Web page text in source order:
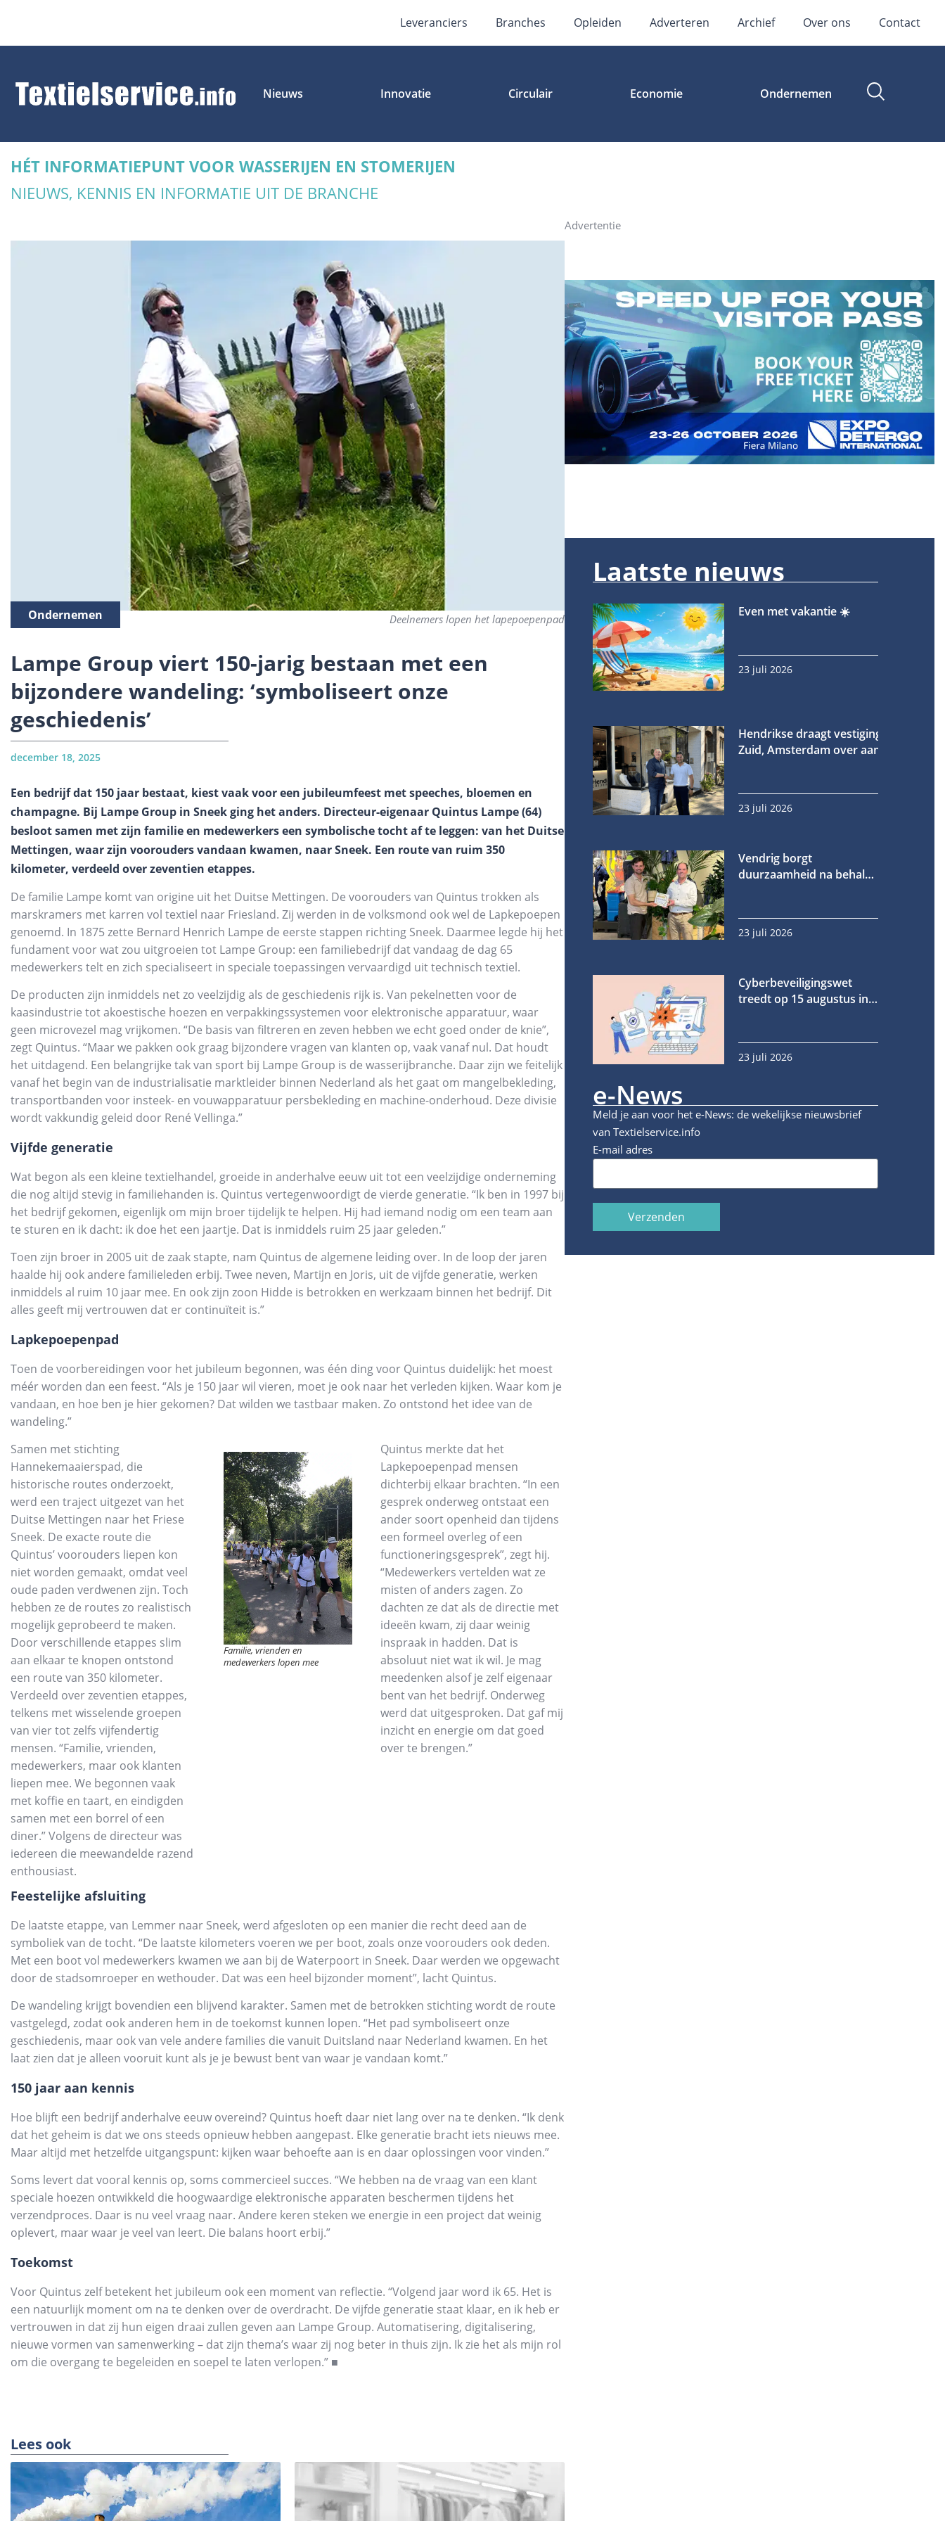
Leveranciers Branches Opleiden Adverteren Archief Over ons Contact
Nieuws Innovatie Circulair Economie Ondernemen
HÉT INFORMATIEPUNT VOOR WASSERIJEN EN STOMERIJEN
NIEUWS, KENNIS EN INFORMATIE UIT DE BRANCHE
Ondernemen Deelnemers lopen het lapepoepenpad
Lampe Group viert 150-jarig bestaan met een
bijzondere wandeling: ‘symboliseert onze
geschiedenis’
december 18, 2025
Een bedrijf dat 150 jaar bestaat, kiest vaak voor een jubileumfeest met speeches, bloemen en
champagne. Bij Lampe Group in Sneek ging het anders. Directeur-eigenaar Quintus Lampe (64)
besloot samen met zijn familie en medewerkers een symbolische tocht af te leggen: van het Duitse
Mettingen, waar zijn voorouders vandaan kwamen, naar Sneek. Een route van ruim 350
kilometer, verdeeld over zeventien etappes.
De familie Lampe komt van origine uit het Duitse Mettingen. De voorouders van Quintus trokken als
marskramers met karren vol textiel naar Friesland. Zij werden in de volksmond ook wel de Lapkepoepen
genoemd. In 1875 zette Bernard Henrich Lampe de eerste stappen richting Sneek. Daarmee legde hij het
fundament voor wat zou uitgroeien tot Lampe Group: een familiebedrijf dat vandaag de dag 65
medewerkers telt en zich specialiseert in speciale toepassingen vervaardigd uit technisch textiel.
De producten zijn inmiddels net zo veelzijdig als de geschiedenis rijk is. Van pekelnetten voor de
kaasindustrie tot akoestische hoezen en verpakkingssystemen voor elektronische apparatuur, waar
geen microvezel mag vrijkomen. “De basis van filtreren en zeven hebben we echt goed onder de knie”,
zegt Quintus. “Maar we pakken ook graag bijzondere vragen van klanten op, vaak vanaf nul. Dat houdt
het uitdagend. Een belangrijke tak van sport bij Lampe Group is de wasserijbranche. Daar zijn we feitelijk
vanaf het begin van de industrialisatie marktleider binnen Nederland als het gaat om mangelbekleding,
transportbanden voor insteek- en vouwapparatuur persbekleding en machine-onderhoud. Deze divisie
wordt vakkundig geleid door René Vellinga.”
Vijfde generatie
Wat begon als een kleine textielhandel, groeide in anderhalve eeuw uit tot een veelzijdige onderneming
die nog altijd stevig in familiehanden is. Quintus vertegenwoordigt de vierde generatie. “Ik ben in 1997 bij
het bedrijf gekomen, eigenlijk om mijn broer tijdelijk te helpen. Hij had iemand nodig om een team aan
te sturen en ik dacht: ik doe het een jaartje. Dat is inmiddels ruim 25 jaar geleden.”
Toen zijn broer in 2005 uit de zaak stapte, nam Quintus de algemene leiding over. In de loop der jaren
haalde hij ook andere familieleden erbij. Twee neven, Martijn en Joris, uit de vijfde generatie, werken
inmiddels al ruim 10 jaar mee. En ook zijn zoon Hidde is betrokken en werkzaam binnen het bedrijf. Dit
alles geeft mij vertrouwen dat er continuïteit is.”
Lapkepoepenpad
Toen de voorbereidingen voor het jubileum begonnen, was één ding voor Quintus duidelijk: het moest
méér worden dan een feest. “Als je 150 jaar wil vieren, moet je ook naar het verleden kijken. Waar kom je
vandaan, en hoe ben je hier gekomen? Dat wilden we tastbaar maken. Zo ontstond het idee van de
wandeling.”
Samen met stichting
Hannekemaaierspad, die
historische routes onderzoekt,
werd een traject uitgezet van het
Duitse Mettingen naar het Friese
Sneek. De exacte route die
Quintus’ voorouders liepen kon
niet worden gemaakt, omdat veel
oude paden verdwenen zijn. Toch
hebben ze de routes zo realistisch
mogelijk geprobeerd te maken.
Door verschillende etappes slim
aan elkaar te knopen ontstond
een route van 350 kilometer.
Verdeeld over zeventien etappes,
telkens met wisselende groepen
van vier tot zelfs vijfendertig
mensen. “Familie, vrienden,
medewerkers, maar ook klanten
liepen mee. We begonnen vaak
met koffie en taart, en eindigden
samen met een borrel of een
diner.” Volgens de directeur was
iedereen die meewandelde razend
enthousiast.
Familie, vrienden en
medewerkers lopen mee
Quintus merkte dat het
Lapkepoepenpad mensen
dichterbij elkaar brachten. “In een
gesprek onderweg ontstaat een
ander soort openheid dan tijdens
een formeel overleg of een
functioneringsgesprek”, zegt hij.
“Medewerkers vertelden wat ze
misten of anders zagen. Zo
dachten ze dat als de directie met
ideeën kwam, zij daar weinig
inspraak in hadden. Dat is
absoluut niet wat ik wil. Je mag
meedenken alsof je zelf eigenaar
bent van het bedrijf. Onderweg
werd dat uitgesproken. Dat gaf mij
inzicht en energie om dat goed
over te brengen.”
Feestelijke afsluiting
De laatste etappe, van Lemmer naar Sneek, werd afgesloten op een manier die recht deed aan de
symboliek van de tocht. “De laatste kilometers voeren we per boot, zoals onze voorouders ook deden.
Met een boot vol medewerkers kwamen we aan bij de Waterpoort in Sneek. Daar werden we opgewacht
door de stadsomroeper en wethouder. Dat was een heel bijzonder moment”, lacht Quintus.
De wandeling krijgt bovendien een blijvend karakter. Samen met de betrokken stichting wordt de route
vastgelegd, zodat ook anderen hem in de toekomst kunnen lopen. “Het pad symboliseert onze
geschiedenis, maar ook van vele andere families die vanuit Duitsland naar Nederland kwamen. En het
laat zien dat je alleen vooruit kunt als je je bewust bent van waar je vandaan komt.”
150 jaar aan kennis
Hoe blijft een bedrijf anderhalve eeuw overeind? Quintus hoeft daar niet lang over na te denken. “Ik denk
dat het geheim is dat we ons steeds opnieuw hebben aangepast. Elke generatie bracht iets nieuws mee.
Maar altijd met hetzelfde uitgangspunt: kijken waar behoefte aan is en daar oplossingen voor vinden.”
Soms levert dat vooral kennis op, soms commercieel succes. “We hebben na de vraag van een klant
speciale hoezen ontwikkeld die hoogwaardige elektronische apparaten beschermen tijdens het
verzendproces. Daar is nu veel vraag naar. Andere keren steken we energie in een project dat weinig
oplevert, maar waar je veel van leert. Die balans hoort erbij.”
Toekomst
Voor Quintus zelf betekent het jubileum ook een moment van reflectie. “Volgend jaar word ik 65. Het is
een natuurlijk moment om na te denken over de overdracht. De vijfde generatie staat klaar, en ik heb er
vertrouwen in dat zij hun eigen draai zullen geven aan Lampe Group. Automatisering, digitalisering,
nieuwe vormen van samenwerking – dat zijn thema’s waar zij nog beter in thuis zijn. Ik zie het als mijn rol
om die overgang te begeleiden en soepel te laten verlopen.” ■
Lees ook
Advertentie
Laatste nieuws
Even met vakantie ☀️
23 juli 2026
Hendrikse draagt vestiging in Oud-
Zuid, Amsterdam over aan Fornet
23 juli 2026
Vendrig borgt
duurzaamheid na behalen
23 juli 2026
Cyberbeveiligingswet
treedt op 15 augustus in
23 juli 2026
e-News
Meld je aan voor het e-News: de wekelijkse nieuwsbrief
van Textielservice.info
E-mail adres
Verzenden